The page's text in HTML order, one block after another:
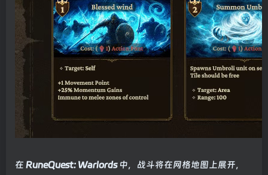
在 RuneQuest: Warlords中，战斗将在网格地图上展开，